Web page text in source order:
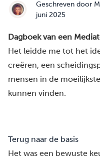
Geschreven door
juni 2025
Dagboek van een
Het leidde me tot het
creëren, een
mensen in de
kunnen vinden.
Terug naar de basis
Het was een bewuste